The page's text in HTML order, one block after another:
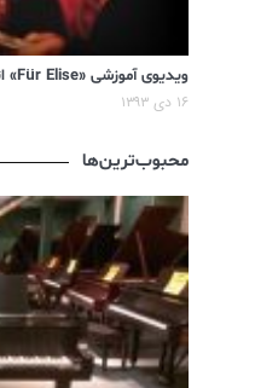
ویدیوی آموزشی «Für Elise» اثر «Beethoven»
۱۶ دی ۱۳۹۳
محبوب‌ترین‌ها